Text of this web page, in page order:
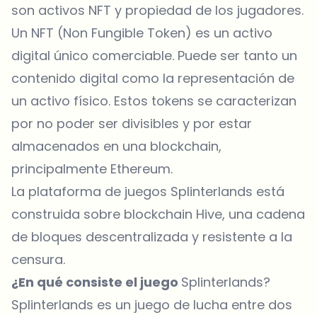
son activos NFT y propiedad de los jugadores.
Un NFT (Non Fungible Token) es un activo
digital único comerciable. Puede ser tanto un
contenido digital como la representación de
un activo físico. Estos tokens se caracterizan
por no poder ser divisibles y por estar
almacenados en una blockchain,
principalmente Ethereum.
La plataforma de juegos Splinterlands está
construida sobre blockchain Hive, una cadena
de bloques descentralizada y resistente a la
censura.
¿En qué consiste el juego Splinterlands?
Splinterlands es un juego de lucha entre dos